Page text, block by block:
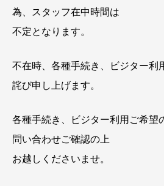
為、スタッフ在中時間は
不定となります。
不在時、各種手続き、ビジター利
詫び申し上げます。
各種手続き、ビジター利用ご希望
問い合わせご確認の上
お越しくださいませ。